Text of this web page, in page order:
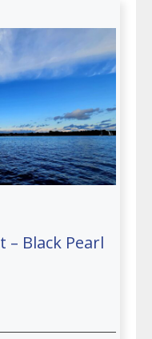
Black Pearl